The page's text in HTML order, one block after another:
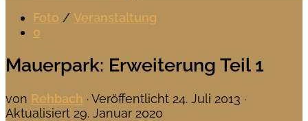
Foto / Veranstaltung
0
Mauerpark: Erweiterung Teil 1
von Rehbach · Veröffentlicht 24. Juli 2013 ·
Aktualisiert 29. Januar 2020